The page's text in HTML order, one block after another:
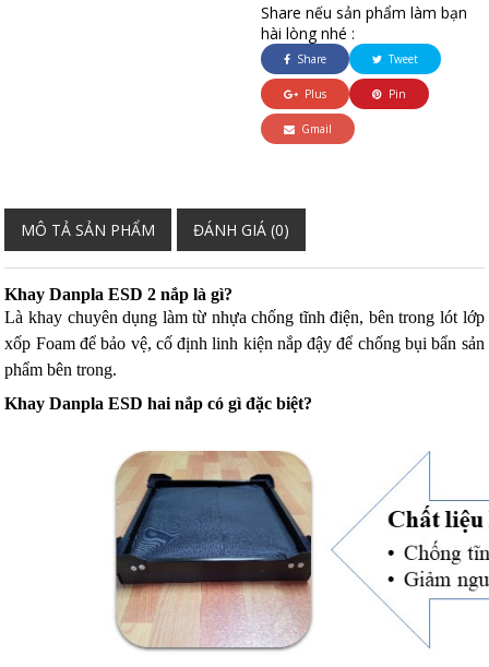
Share nếu sản phẩm làm bạn
hài lòng nhé :
Share Tweet
Plus Pin
Gmail
MÔ TẢ SẢN PHẨM ĐÁNH GIÁ (0)
Khay Danpla ESD 2 nắp là gì?
Là khay chuyên dụng làm từ nhựa chống tĩnh điện, bên trong lót lớp
xốp Foam để bảo vệ, cố định linh kiện nắp đậy để chống bụi bẩn sản
phẩm bên trong.
Khay Danpla ESD hai nắp có gì đặc biệt?